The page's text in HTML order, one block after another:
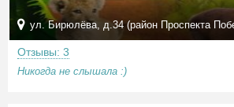
ул. Бирюлёва, д.34 (район Проспекта
Отзывы: 3
Никогда не слышала :)